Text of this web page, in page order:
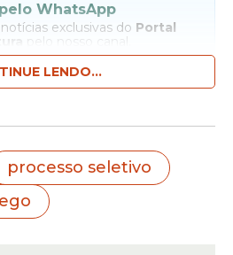
WhatsApp
exclusivas do Portal
pelo nosso canal.
Entrar no canal
tem ampliado
logística, eficiência
de profissionais.
LENDO...
processo seletivo